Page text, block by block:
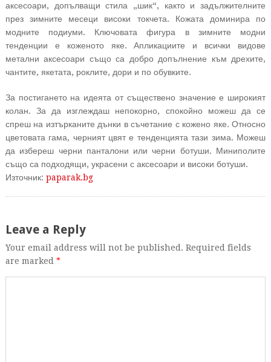
аксесоари, допълващи стила „шик“, както и задължителните
през зимните месеци високи токчета. Кожата доминира по
модните подиуми. Ключовата фигура в зимните модни
тенденции е коженото яке. Апликациите и всички видове
метални аксесоари също са добро допълнение към дрехите,
чантите, якетата, роклите, дори и по обувките.
За постигането на идеята от съществено значение е широкият
колан. За да изглеждаш непокорно, спокойно можеш да се
спреш на изтърканите дънки в съчетание с кожено яке. Относно
цветовата гама, черният цвят е тенденцията тази зима. Можеш
да избереш черни панталони или черни ботуши. Миниполите
също са подходящи, украсени с аксесоари и високи ботуши.
Източник: paparak.bg
Leave a Reply
Your email address will not be published. Required fields
are marked *